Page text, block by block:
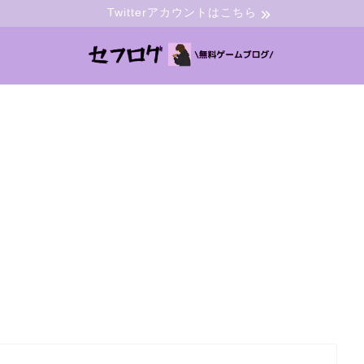
Twitterアカウントはこちら